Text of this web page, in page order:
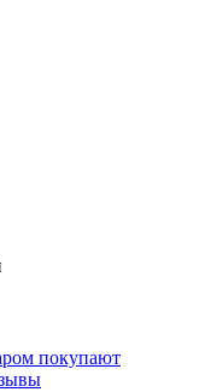
покупают